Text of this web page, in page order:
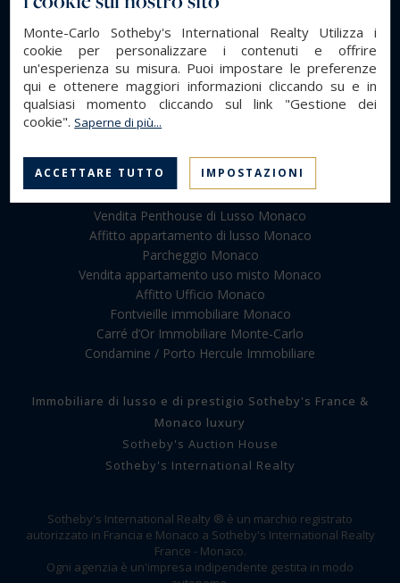
Trova un appartamento a Monaco con il tuo
Vendita Penthouse di Lusso Monaco
Affitto appartamento di lusso Monaco
Parcheggio Monaco
Vendita appartamento uso misto Monaco
Affitto Ufficio Monaco
Fontvieille immobiliare Monaco
Carré d’Or Immobiliare Monte-Carlo
Condamine / Porto Hercule Immobiliare
Immobiliare di lusso e di prestigio Sotheby's France &
Monaco luxury
Sotheby's Auction House
Sotheby's International Realty
Sotheby's International Realty ® è un marchio registrato
autorizzato in Francia e Monaco a Sotheby's International Realty
France - Monaco.
Ogni agenzia è un'impresa indipendente gestita in modo
Monte-Carlo Sotheby's International Realty Utilizza i
cookie per personalizzare i contenuti e offrire
un'esperienza su misura. Puoi impostare le preferenze
qui e ottenere maggiori informazioni cliccando su e in
qualsiasi momento cliccando sul link "Gestione dei
cookie". Saperne di più...
ACCETTARE TUTTO IMPOSTAZIONI